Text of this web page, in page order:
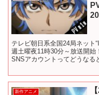
テレビ朝日系全国24局ネット
週土曜夜11時30分～放送開始
SNSアカウントってどうなる
新作アニメ